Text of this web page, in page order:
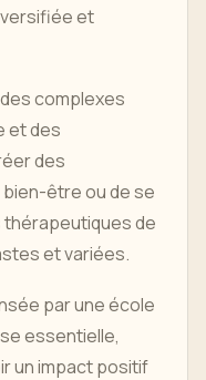
et
complexes
et des
des
être ou de se
thérapeutiques de
et variées.
par une école
essentielle,
un impact positif